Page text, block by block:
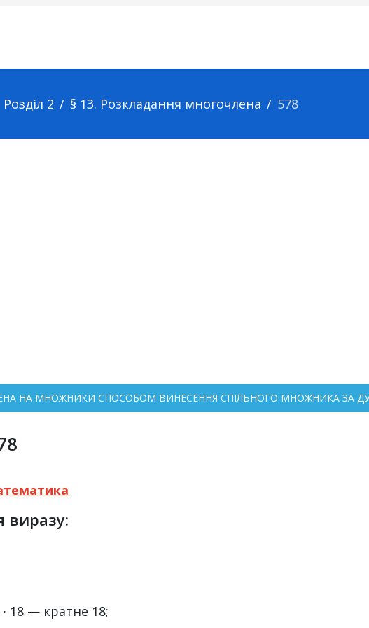
Розділ 2 § 13. Розкладання многочлена 578
НА МНОЖНИКИ СПОСОБОМ ВИНЕСЕННЯ СПІЛЬНОГО МНОЖНИКА ЗА
виразу:
∙ 18 — кратне 18;